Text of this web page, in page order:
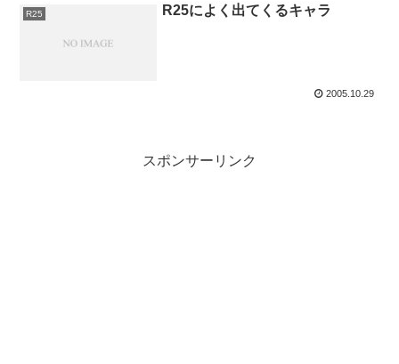
R25 R25によく出てくるキャラ
2005.10.29
スポンサーリンク